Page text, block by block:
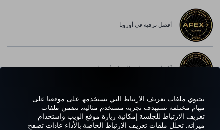
تحتوي ملفات تعريف الارتباط التي نستخدمها على موقعنا على
مهام مختلفة تستهدف تجربة مستخدم مثالية. تضمن ملفات
تعريف الارتباط للجلسة إمكانية زيارة موقع الويب واستخدام
ميزاته. تحلل ملفات تعريف الارتباط الخاصة بالأداء عادات تصفح
أفضل ترفيه في أوروبا
أفضل خدمة واي-فاي في أوروبا
Facebook
Twitter
Instagram
YouTube
LinkedIn
تيك توكBlog
Pinterest